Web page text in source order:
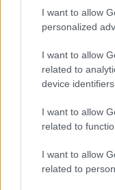
I want to allow
personalized
I want to allow
related to
device identifiers
I want to allow
related to
I want to allow
related to
Il tema era
Così il taglio di
messo, per ora,